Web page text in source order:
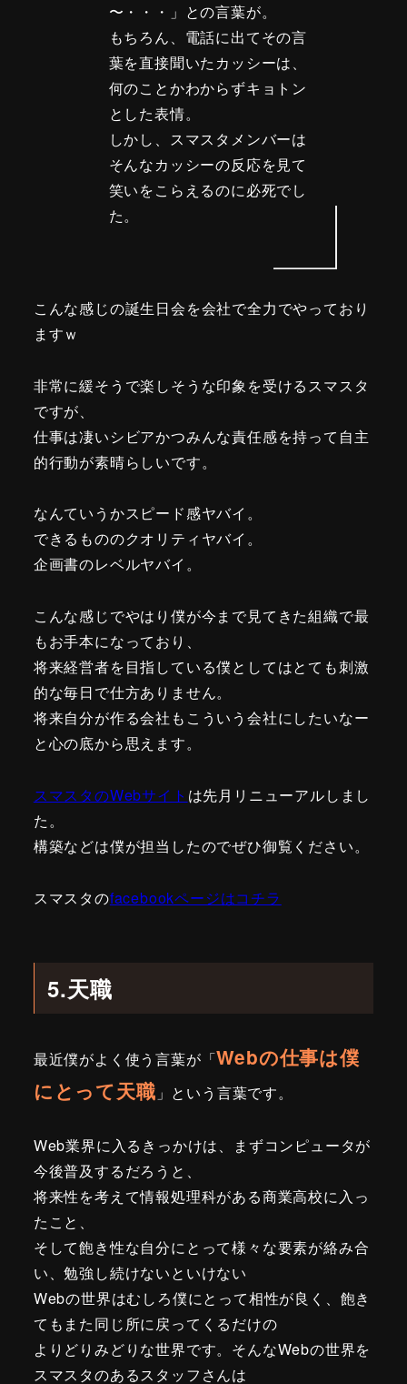
〜・・・」との言葉が。
もちろん、電話に出てその言
葉を直接聞いたカッシーは、
何のことかわからずキョトン
とした表情。
しかし、スマスタメンバーは
そんなカッシーの反応を見て
笑いをこらえるのに必死でし
た。
こんな感じの誕生日会を会社で全力でやっており
ますｗ
非常に緩そうで楽しそうな印象を受けるスマスタ
ですが、
仕事は凄いシビアかつみんな責任感を持って自主
的行動が素晴らしいです。
なんていうかスピード感ヤバイ。
できるもののクオリティヤバイ。
企画書のレベルヤバイ。
こんな感じでやはり僕が今まで見てきた組織で最
もお手本になっており、
将来経営者を目指している僕としてはとても刺激
的な毎日で仕方ありません。
将来自分が作る会社もこういう会社にしたいなー
と心の底から思えます。
スマスタのWebサイト は先月リニューアルしまし
た。
構築などは僕が担当したのでぜひ御覧ください。
スマスタのfacebookページはコチラ
5.天職
最近僕がよく使う言葉が「Webの仕事は僕
にとって天職 」という言葉です。
Web業界に入るきっかけは、まずコンピュータが
今後普及するだろうと、
将来性を考えて情報処理科がある商業高校に入っ
たこと、
そして飽き性な自分にとって様々な要素が絡み合
い、勉強し続けないといけない
Webの世界はむしろ僕にとって相性が良く、飽き
てもまた同じ所に戻ってくるだけの
よりどりみどりな世界です。そんなWebの世界を
スマスタのあるスタッフさんは